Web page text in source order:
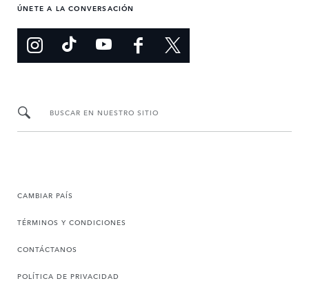
ÚNETE A LA CONVERSACIÓN
BUSCAR EN NUESTRO SITIO
CAMBIAR PAÍS
TÉRMINOS Y CONDICIONES
CONTÁCTANOS
POLÍTICA DE PRIVACIDAD